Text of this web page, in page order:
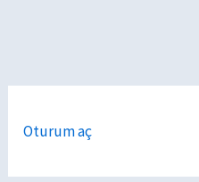
Oturum aç